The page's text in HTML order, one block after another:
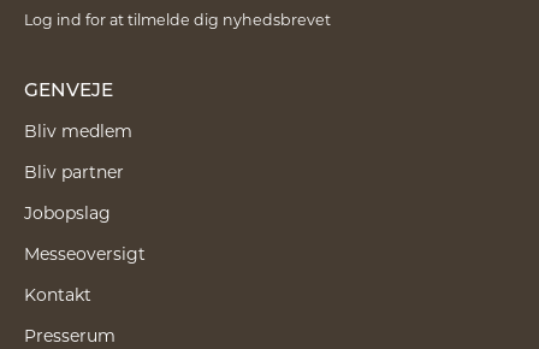
Log ind for at tilmelde dig nyhedsbrevet
GENVEJE
Bliv medlem
Bliv partner
Jobopslag
Messeoversigt
Kontakt
Presserum